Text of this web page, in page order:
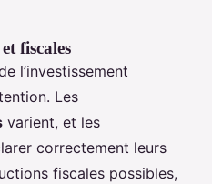
fiscales
l’investissement
Les
varient, et les
correctement leurs
fiscales possibles,